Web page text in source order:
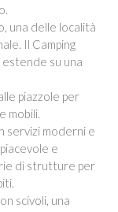
una delle località
Il Camping
estende su una
piazzole per
mobili.
servizi moderni e
e
di strutture per
scivoli, una